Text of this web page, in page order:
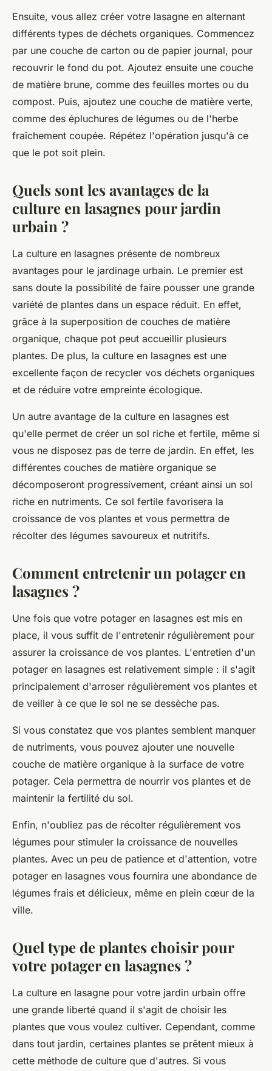
Ensuite, vous allez créer votre lasagne en alternant
différents types de déchets organiques. Commencez
par une couche de carton ou de papier journal, pour
recouvrir le fond du pot. Ajoutez ensuite une couche
de matière brune, comme des feuilles mortes ou du
compost. Puis, ajoutez une couche de matière verte,
comme des épluchures de légumes ou de l'herbe
fraîchement coupée. Répétez l'opération jusqu'à ce
que le pot soit plein.
Quels sont les avantages de la
culture en lasagnes pour jardin
urbain ?
La culture en lasagnes présente de nombreux
avantages pour le jardinage urbain. Le premier est
sans doute la possibilité de faire pousser une grande
variété de plantes dans un espace réduit. En effet,
grâce à la superposition de couches de matière
organique, chaque pot peut accueillir plusieurs
plantes. De plus, la culture en lasagnes est une
excellente façon de recycler vos déchets organiques
et de réduire votre empreinte écologique.
Un autre avantage de la culture en lasagnes est
qu'elle permet de créer un sol riche et fertile, même si
vous ne disposez pas de terre de jardin. En effet, les
différentes couches de matière organique se
décomposeront progressivement, créant ainsi un sol
riche en nutriments. Ce sol fertile favorisera la
croissance de vos plantes et vous permettra de
récolter des légumes savoureux et nutritifs.
Comment entretenir un potager en
lasagnes ?
Une fois que votre potager en lasagnes est mis en
place, il vous suffit de l'entretenir régulièrement pour
assurer la croissance de vos plantes. L'entretien d'un
potager en lasagnes est relativement simple : il s'agit
principalement d'arroser régulièrement vos plantes et
de veiller à ce que le sol ne se dessèche pas.
Si vous constatez que vos plantes semblent manquer
de nutriments, vous pouvez ajouter une nouvelle
couche de matière organique à la surface de votre
potager. Cela permettra de nourrir vos plantes et de
maintenir la fertilité du sol.
Enfin, n'oubliez pas de récolter régulièrement vos
légumes pour stimuler la croissance de nouvelles
plantes. Avec un peu de patience et d'attention, votre
potager en lasagnes vous fournira une abondance de
légumes frais et délicieux, même en plein cœur de la
ville.
Quel type de plantes choisir pour
votre potager en lasagnes ?
La culture en lasagne pour votre jardin urbain offre
une grande liberté quand il s'agit de choisir les
plantes que vous voulez cultiver. Cependant, comme
dans tout jardin, certaines plantes se prêtent mieux à
cette méthode de culture que d'autres. Si vous